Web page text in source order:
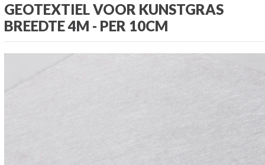
GEOTEXTIEL VOOR KUNSTGRAS
BREEDTE 4M - PER 10CM